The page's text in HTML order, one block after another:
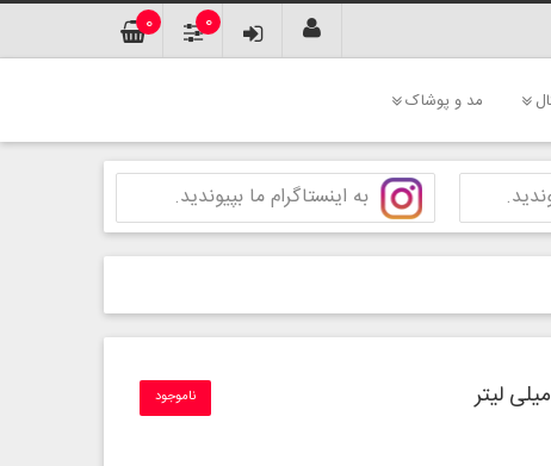
0 0
مد و پوشاک
به اینستاگرام ما بپیوندید.
ناموجود